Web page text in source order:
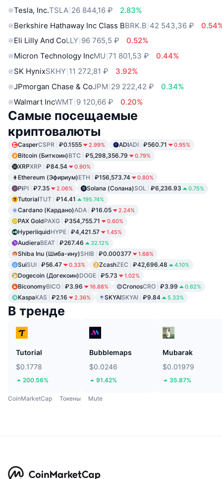
Tesla, Inc.TSLA 26 844,16 ₽
2.83%
Berkshire Hathaway Inc Class BBRK.B 42 543,36 ₽
Eli Lilly And CoLLY 96 765,5 ₽
0.52%
Micron Technology IncMU 71 801,53 ₽
0.44%
SK HynixSKHY 11 272,81 ₽
3.92%
JPmorgan Chase & CoJPM 29 222,42 ₽
0.34%
Walmart IncWMT 9 120,66 ₽ 0.20%
Самые посещаемые
криптовалюты
CasperCSPR ₽0.1555 2.99% ADIADI ₽560.71 0.95%
Bitcoin (Биткоин)BTC ₽5,298,356.79 0.79%
XRPXRP ₽84.54 0.90%
Ethereum (Эфириум)ETH ₽156,573.74 0.80%
PiPI ₽7.35 2.06% Solana (Солана)SOL ₽6,236.93 0.75%
TutorialTUT ₽14.41 195.74%
Cardano (Кардано)ADA ₽16.05 2.24%
PAX GoldPAXG ₽354,755.71 0.60%
HyperliquidHYPE ₽4,421.57 1.45%
AudieraBEAT ₽267.46 32.12%
Shiba Inu (Шиба-ину)SHIB ₽0.000377 1.68%
SuiSUI ₽56.47 0.33% ZcashZEC ₽42,696.48 4.10%
Dogecoin (Догекоин)DOGE ₽5.73 1.02%
BiconomyBICO ₽3.96 16.88% CronosCRO ₽3.99 0.62%
KaspaKAS ₽2.16 2.36% SKYAISKYAI ₽9.84 5.33%
В тренде
Tutorial
$0.1778
200.56%
Bubblemaps
$0.0246
91.42%
Mubarak
$0.01979
35.87%
CoinMarketCap Токены Mute